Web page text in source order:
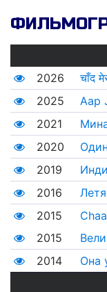
2026
चाँद
2025
Aap
2021
2020
2019
2016
2015
2015
2014
Она